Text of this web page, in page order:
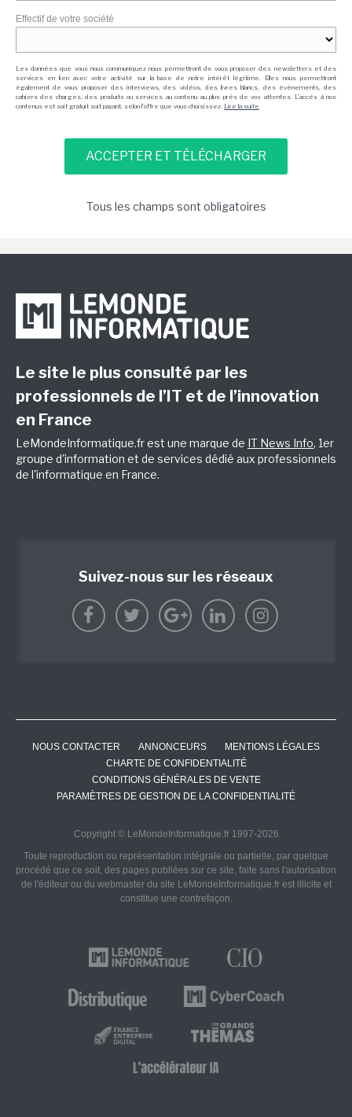
Effectif de votre société
Les données que vous nous communiquez nous permettront de vous proposer des newsletters et des
services en lien avec votre activité sur la base de notre intérêt légitime. Elles nous permettront
également de vous proposer des interviews, des vidéos, des livres blancs, des événements, des
cahiers des charges, des produits ou services au contenu au plus près de vos attentes. L'accès à nos
contenus est soit gratuit soit payant, selon l'offre que vous choisissez. Lire la suite
Tous les champs sont obligatoires
Le site le plus consulté par les
professionnels de l’IT et de l’innovation
en France
LeMondeInformatique.fr est une marque de IT News Info, 1er
groupe d'information et de services dédié aux professionnels
de l'informatique en France.
Suivez-nous sur les réseaux
NOUS CONTACTER ANNONCEURS
MENTIONS LÉGALES
CHARTE DE CONFIDENTIALITÉ
CONDITIONS GÉNÉRALES DE VENTE
PARAMÈTRES DE GESTION DE LA CONFIDENTIALITÉ
Copyright © LeMondeInformatique.fr 1997-2026
Toute reproduction ou représentation intégrale ou partielle, par quelque
procédé que ce soit, des pages publiées sur ce site, faite sans l'autorisation
de l'éditeur ou du webmaster du site LeMondeInformatique.fr est illicite et
constitue une contrefaçon.